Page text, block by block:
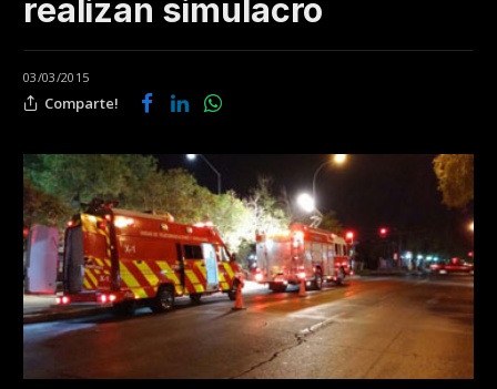
realizan simulacro
03/03/2015
Comparte!